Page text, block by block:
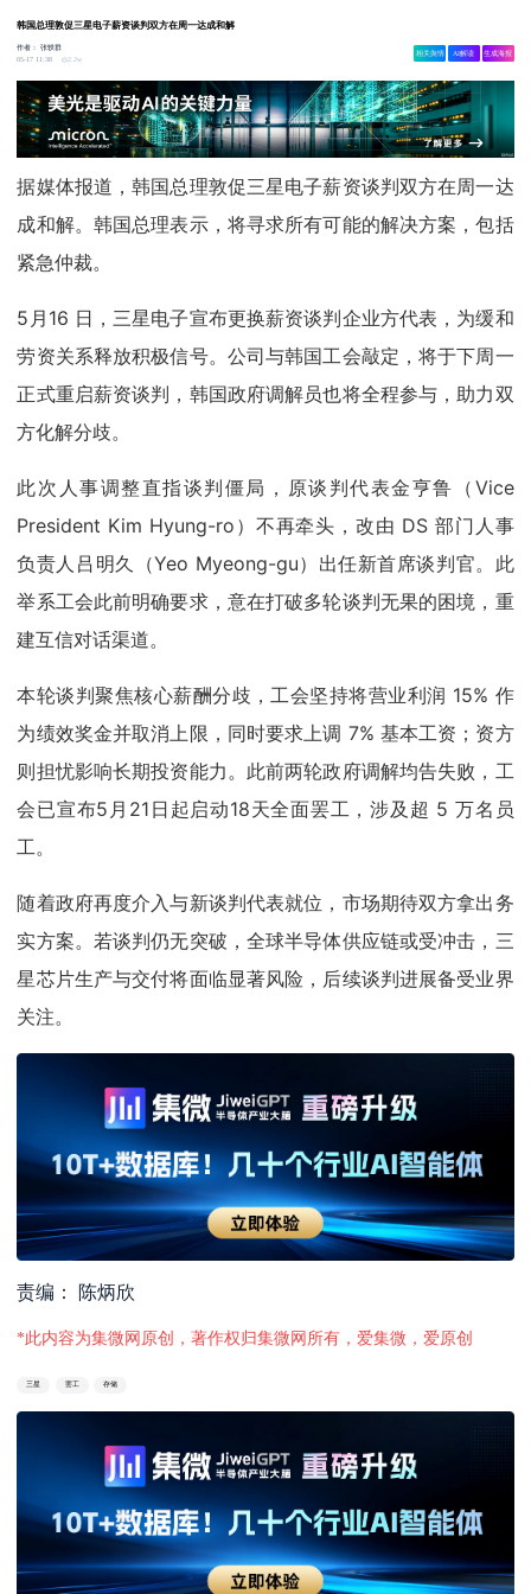
韩国总理敦促三星电子薪资谈判双方在周一达成和解
作者：张轶群
05-17 11:38
2.2w
相关舆情 AI解读 生成海报
据媒体报道，韩国总理敦促三星电子薪资谈判双方在周一达
成和解。韩国总理表示，将寻求所有可能的解决方案，包括
紧急仲裁。
5月16 日，三星电子宣布更换薪资谈判企业方代表，为缓和
劳资关系释放积极信号。公司与韩国工会敲定，将于下周一
正式重启薪资谈判，韩国政府调解员也将全程参与，助力双
方化解分歧。
此次人事调整直指谈判僵局，原谈判代表金亨鲁（Vice
President Kim Hyung-ro）不再牵头，改由 DS 部门人事
负责人吕明久（Yeo Myeong-gu）出任新首席谈判官。此
举系工会此前明确要求，意在打破多轮谈判无果的困境，重
建互信对话渠道。
本轮谈判聚焦核心薪酬分歧，工会坚持将营业利润 15% 作
为绩效奖金并取消上限，同时要求上调 7% 基本工资；资方
则担忧影响长期投资能力。此前两轮政府调解均告失败，工
会已宣布5月21日起启动18天全面罢工，涉及超 5 万名员
工。
随着政府再度介入与新谈判代表就位，市场期待双方拿出务
实方案。若谈判仍无突破，全球半导体供应链或受冲击，三
星芯片生产与交付将面临显著风险，后续谈判进展备受业界
关注。
责编： 陈炳欣
*此内容为集微网原创，著作权归集微网所有，爱集微，爱原创
三星 罢工 存储